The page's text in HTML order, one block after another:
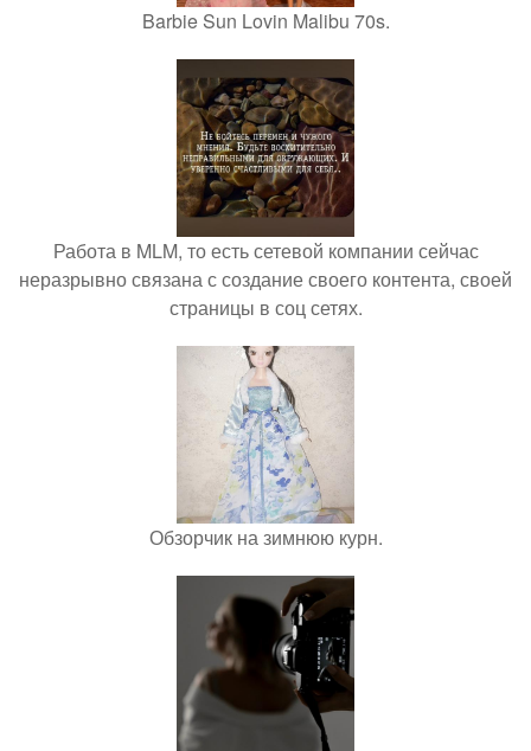
Barbie Sun Lovin Malibu 70s.
Работа в MLM, то есть сетевой компании сейчас
неразрывно связана с создание своего контента, своей
страницы в соц сетях.
Обзорчик на зимнюю курн.